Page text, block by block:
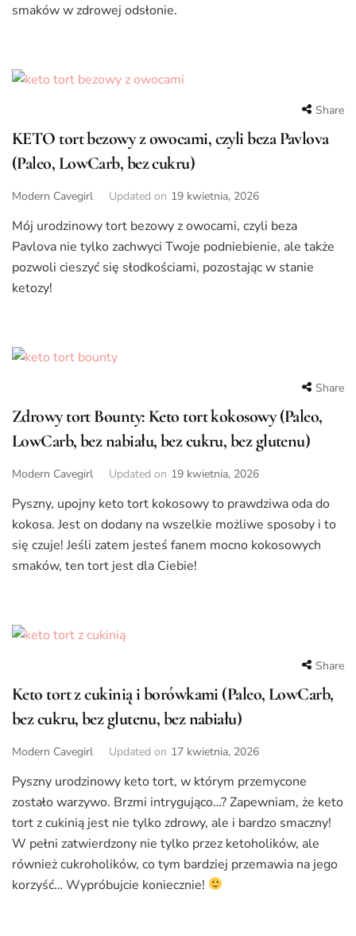
smaków w zdrowej odsłonie.
Share
KETO tort bezowy z owocami, czyli beza Pavlova
(Paleo, LowCarb, bez cukru)
Modern Cavegirl Updated on 19 kwietnia, 2026
Mój urodzinowy tort bezowy z owocami, czyli beza
Pavlova nie tylko zachwyci Twoje podniebienie, ale także
pozwoli cieszyć się słodkościami, pozostając w stanie
ketozy!
Share
Zdrowy tort Bounty: Keto tort kokosowy (Paleo,
LowCarb, bez nabiału, bez cukru, bez glutenu)
Modern Cavegirl Updated on 19 kwietnia, 2026
Pyszny, upojny keto tort kokosowy to prawdziwa oda do
kokosa. Jest on dodany na wszelkie możliwe sposoby i to
się czuje! Jeśli zatem jesteś fanem mocno kokosowych
smaków, ten tort jest dla Ciebie!
Share
Keto tort z cukinią i borówkami (Paleo, LowCarb,
bez cukru, bez glutenu, bez nabiału)
Modern Cavegirl Updated on 17 kwietnia, 2026
Pyszny urodzinowy keto tort, w którym przemycone
zostało warzywo. Brzmi intrygująco…? Zapewniam, że keto
tort z cukinią jest nie tylko zdrowy, ale i bardzo smaczny!
W pełni zatwierdzony nie tylko przez ketoholików, ale
również cukroholików, co tym bardziej przemawia na jego
korzyść… Wypróbujcie koniecznie!